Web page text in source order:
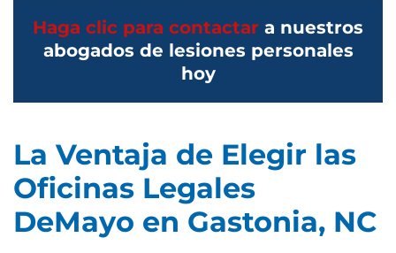
Haga clic para contactar a nuestros
abogados de lesiones personales
hoy
La Ventaja de Elegir las
Oficinas Legales
DeMayo en Gastonia, NC